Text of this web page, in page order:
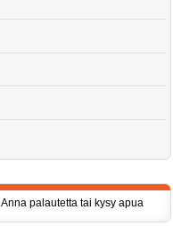
Anna palautetta tai kysy apua